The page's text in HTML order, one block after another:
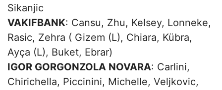
Sikanjic
VAKIFBANK: Cansu, Zhu, Kelsey, Lonneke,
Rasic, Zehra ( Gizem (L), Chiara, Kübra,
Ayça (L), Buket, Ebrar)
IGOR GORGONZOLA NOVARA: Carlini,
Chirichella, Piccinini, Michelle, Veljkovic,